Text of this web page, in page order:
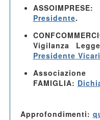
ASSOIMPRESE
Presidente.
Vigilanza
Presidente
FAMIGLIA:
Approfondimenti: